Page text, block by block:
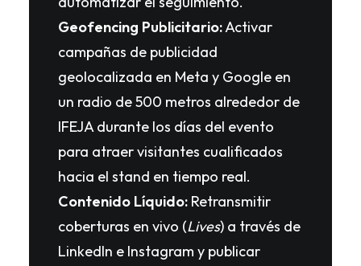
Geofencing Publicitario:Activar
campañas de publicidad
geolocalizada en Meta y Google en
un radio de 500 metros alrededor de
IFEJA durante los días del evento
para atraer visitantes cualificados
hacia el stand en tiempo real.
Contenido Líquido: Retransmitir
coberturas en vivo (Lives) a través de
LinkedIn e Instagram y publicar